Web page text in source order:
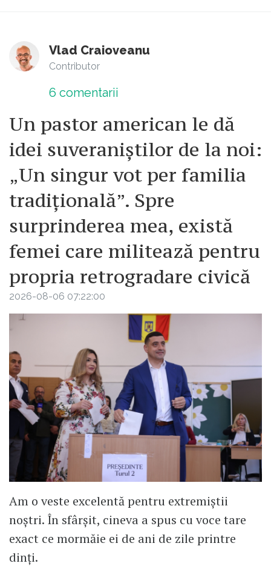
Vlad Craioveanu
Contributor
6 comentarii
Un pastor american le dă
idei suveraniștilor de la noi:
„Un singur vot per familia
tradițională”. Spre
surprinderea mea, există
femei care militează pentru
propria retrogradare civică
2026-08-06 07:22:00
Am o veste excelentă pentru extremiștii
noștri. În sfârșit, cineva a spus cu voce tare
exact ce mormăie ei de ani de zile printre
dinți.